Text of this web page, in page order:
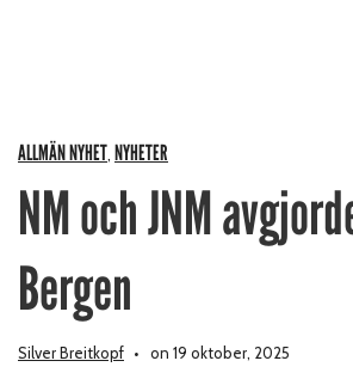
ALLMÄN NYHET, NYHETER
NM och JNM
Bergen
Silver Breitkopf on 19 oktober, 2025